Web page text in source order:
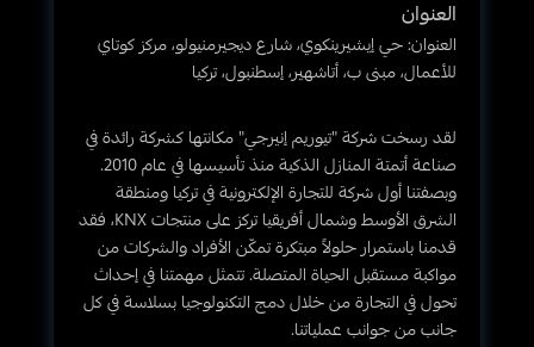
العنوان
العنوان: حي إيشيرينكوي، شارع ديجيرمنيولو، مركز كوتاي
للأعمال، مبنى ب، أتاشهير، إسطنبول، تركيا
لقد رسخت شركة "تيوريم إنيرجي" مكانتها كشركة رائدة في
صناعة أتمتة المنازل الذكية منذ تأسيسها في عام 2010.
وبصفتنا أول شركة للتجارة الإلكترونية في تركيا ومنطقة
الشرق الأوسط وشمال أفريقيا تركز على منتجات KNX، فقد
قدمنا باستمرار حلولاً مبتكرة تمكّن الأفراد والشركات من
مواكبة مستقبل الحياة المتصلة. تتمثل مهمتنا في إحداث
تحول في التجارة من خلال دمج التكنولوجيا بسلاسة في كل
جانب من جوانب عملياتنا.